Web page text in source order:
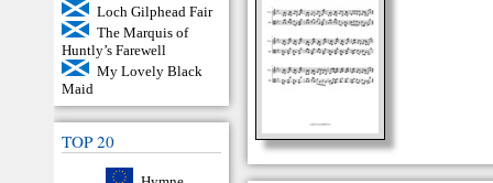
Loch Gilphead Fair
The Marquis of
Huntly’s Farewell
My Lovely Black
Maid
TOP 20